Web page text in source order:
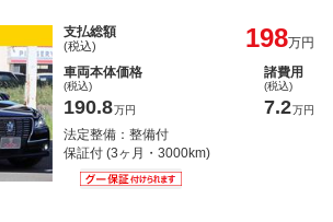
支払総額
(税込) 198万円
車両本体価格
(税込)
190.8万円
諸費用
(税込)
7.2万円
法定整備：整備付
保証付 (3ヶ月・3000km)